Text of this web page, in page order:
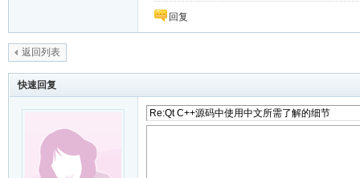
回复
返回列表
快速回复